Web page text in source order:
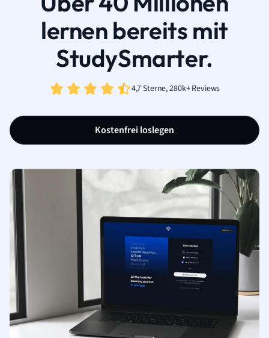
lernen bereits mit
StudySmarter.
4,7 Sterne, 280k+ Reviews
Kostenfrei loslegen